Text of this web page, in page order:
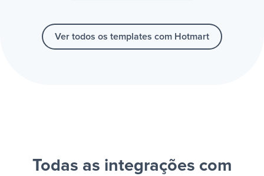
Ver todos os templates com Hotmart
Todas as integrações com